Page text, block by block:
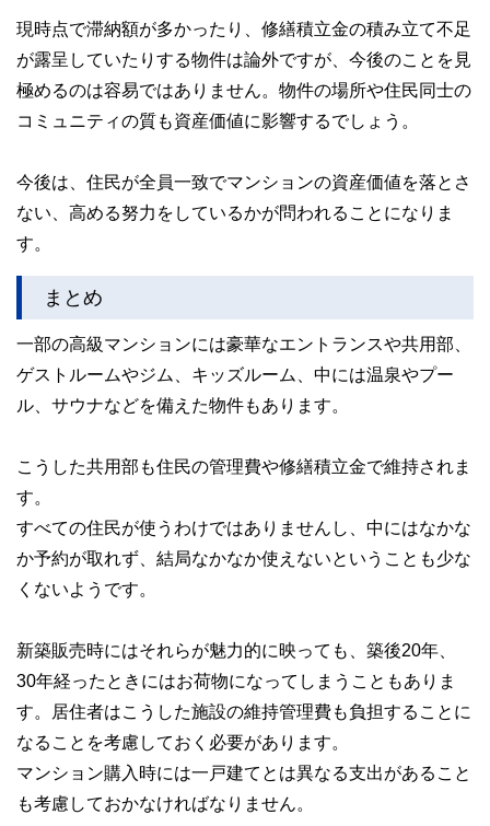
現時点で滞納額が多かったり、修繕積立金の積み立て不足
が露呈していたりする物件は論外ですが、今後のことを見
極めるのは容易ではありません。物件の場所や住民同士の
コミュニティの質も資産価値に影響するでしょう。
今後は、住民が全員一致でマンションの資産価値を落とさ
ない、高める努力をしているかが問われることになりま
す。
まとめ
一部の高級マンションには豪華なエントランスや共用部、
ゲストルームやジム、キッズルーム、中には温泉やプー
ル、サウナなどを備えた物件もあります。
こうした共用部も住民の管理費や修繕積立金で維持されま
す。
すべての住民が使うわけではありませんし、中にはなかな
か予約が取れず、結局なかなか使えないということも少な
くないようです。
新築販売時にはそれらが魅力的に映っても、築後20年、
30年経ったときにはお荷物になってしまうこともありま
す。居住者はこうした施設の維持管理費も負担することに
なることを考慮しておく必要があります。
マンション購入時には一戸建てとは異なる支出があること
も考慮しておかなければなりません。